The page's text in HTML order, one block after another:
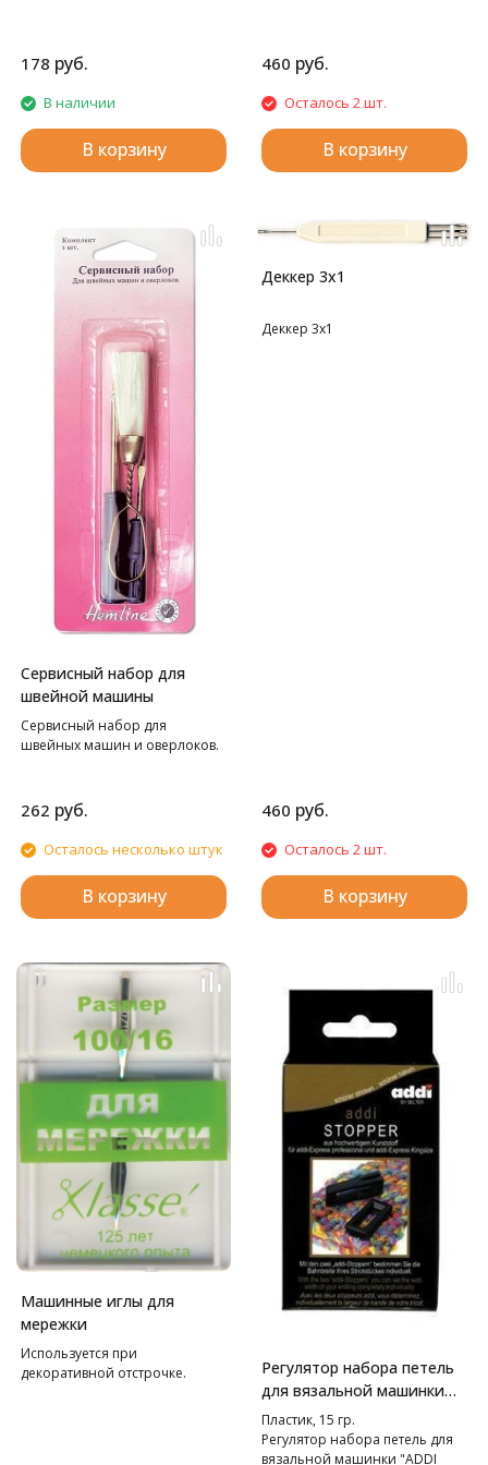
178 руб.
В наличии
В корзину
460 руб.
Осталось 2 шт.
В корзину
Сервисный набор для
швейной машины
Сервисный набор для
швейных машин и оверлоков.
262 руб.
Осталось несколько штук
В корзину
Деккер 3х1
Деккер 3х1
460 руб.
Осталось 2 шт.
В корзину
Машинные иглы для
мережки
Используется при
декоративной отстрочке.
Регулятор набора петель
для вязальной машинки
"Addi Express"и "Addi
Express Kingsize"
Пластик, 15 гр.
Регулятор набора петель для
вязальной машинки "ADDI